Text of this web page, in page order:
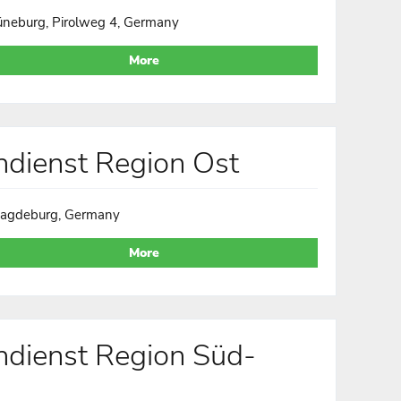
Pirolweg 4, Germany
More
Region Ost
Germany
More
Region Süd-